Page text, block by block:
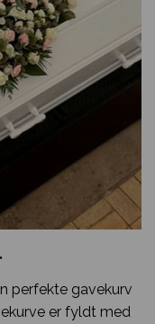
perfekte gavekurv
er fyldt med